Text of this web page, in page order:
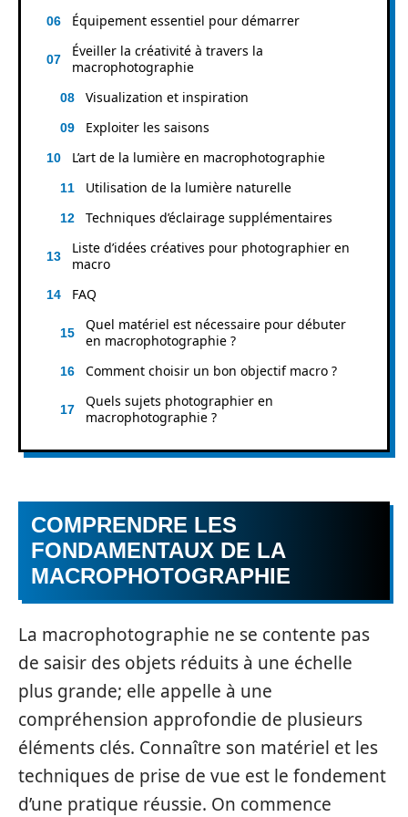
Équipement essentiel pour démarrer
Éveiller la créativité à travers la
macrophotographie
Visualization et inspiration
Exploiter les saisons
L’art de la lumière en macrophotographie
Utilisation de la lumière naturelle
Techniques d’éclairage supplémentaires
Liste d’idées créatives pour photographier en
macro
FAQ
Quel matériel est nécessaire pour débuter
en macrophotographie ?
Comment choisir un bon objectif macro ?
Quels sujets photographier en
macrophotographie ?
COMPRENDRE LES
FONDAMENTAUX DE LA
MACROPHOTOGRAPHIE
La macrophotographie ne se contente pas
de saisir des objets réduits à une échelle
plus grande; elle appelle à une
compréhension approfondie de plusieurs
éléments clés. Connaître son matériel et les
techniques de prise de vue est le fondement
d’une pratique réussie. On commence